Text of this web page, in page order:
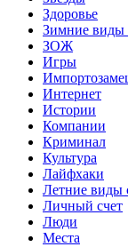
Здоровье
Зимние виды
ЗОЖ
Игры
Интернет
Истории
Компании
Криминал
Культура
Лайфхаки
Летние виды
Личный счет
Люди
Места